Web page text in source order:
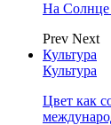
На Солнце
Prev Next
Культура
Культура
Цвет как